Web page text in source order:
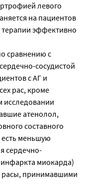
левого
на пациентов
эффективно
сравнению с
сосудистой
с АГ и
рас, кроме
исследовании
атенолол,
составного
есть меньшую
сердечно-
инфаркта миокарда)
расы, принимавшими